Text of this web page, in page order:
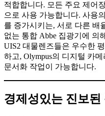
적합합니다. 모든 주요 제어
으로 사용 가능합니다. 사용
를 증가시키는, 서로 다른 배
없는 통합 Abbe 집광기에 의
UIS2 대물렌즈들은 우수한
하고, Olympus의 디지털 카
문서화 작업이 가능합니다.
경제성있는 진보된